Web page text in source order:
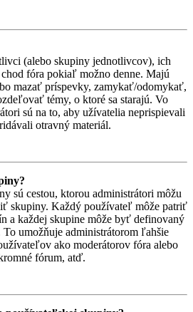
(alebo skupiny jednotlivcov), ich
fóra pokiaľ možno denne. Majú
mazať príspevky, zamykať/odomykať,
témy, o ktoré sa starajú. Vo
sú na to, aby užívatelia neprispievali
otravný materiál.
sú cestou, ktorou administrátori môžu
skupiny. Každý používateľ môže patriť
a každej skupine môže byť definovaný
umožňuje administrátorom ľahšie
ako moderátorov fóra alebo
fórum, atď.